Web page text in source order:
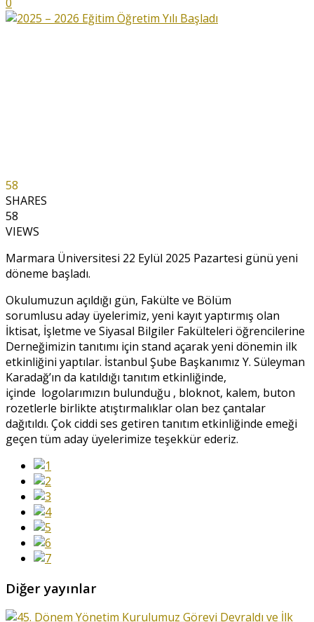
58
SHARES
58
VIEWS
Marmara Üniversitesi 22 Eylül 2025 Pazartesi günü yeni
döneme başladı.
Okulumuzun açıldığı gün, Fakülte ve Bölüm
sorumlusu aday üyelerimiz, yeni kayıt yaptırmış olan
İktisat, İşletme ve Siyasal Bilgiler Fakülteleri öğrencilerine
Derneğimizin tanıtımı için stand açarak yeni dönemin ilk
etkinliğini yaptılar. İstanbul Şube Başkanımız Y. Süleyman
Karadağ’ın da katıldığı tanıtım etkinliğinde,
içinde logolarımızın bulunduğu , bloknot, kalem, buton
rozetlerle birlikte atıştırmalıklar olan bez çantalar
dağıtıldı. Çok ciddi ses getiren tanıtım etkinliğinde emeği
geçen tüm aday üyelerimize teşekkür ederiz.
Diğer yayınlar